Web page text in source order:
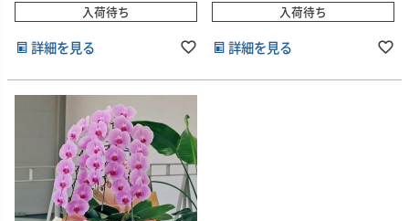
入荷待ち
詳細を見る
入荷待ち
詳細を見る